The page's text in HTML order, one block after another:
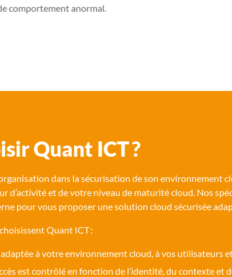
comportement anormal
Quant ICT ?
dans la sécurisation de son environnement
d’activité et de votre niveau de maturité cloud. Nos
pour vous proposer une solution cloud sécurisée
Quant ICT :
à votre environnement cloud, à vos utilisateurs
est contrôlé en fonction de l’identité, du contexte et